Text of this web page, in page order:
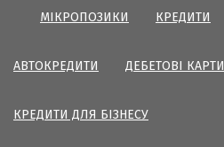
МІКРОПОЗИКИ КРЕДИТИ
АВТОКРЕДИТИ ДЕБЕТОВІ КАРТИ
КРЕДИТИ ДЛЯ БІЗНЕСУ